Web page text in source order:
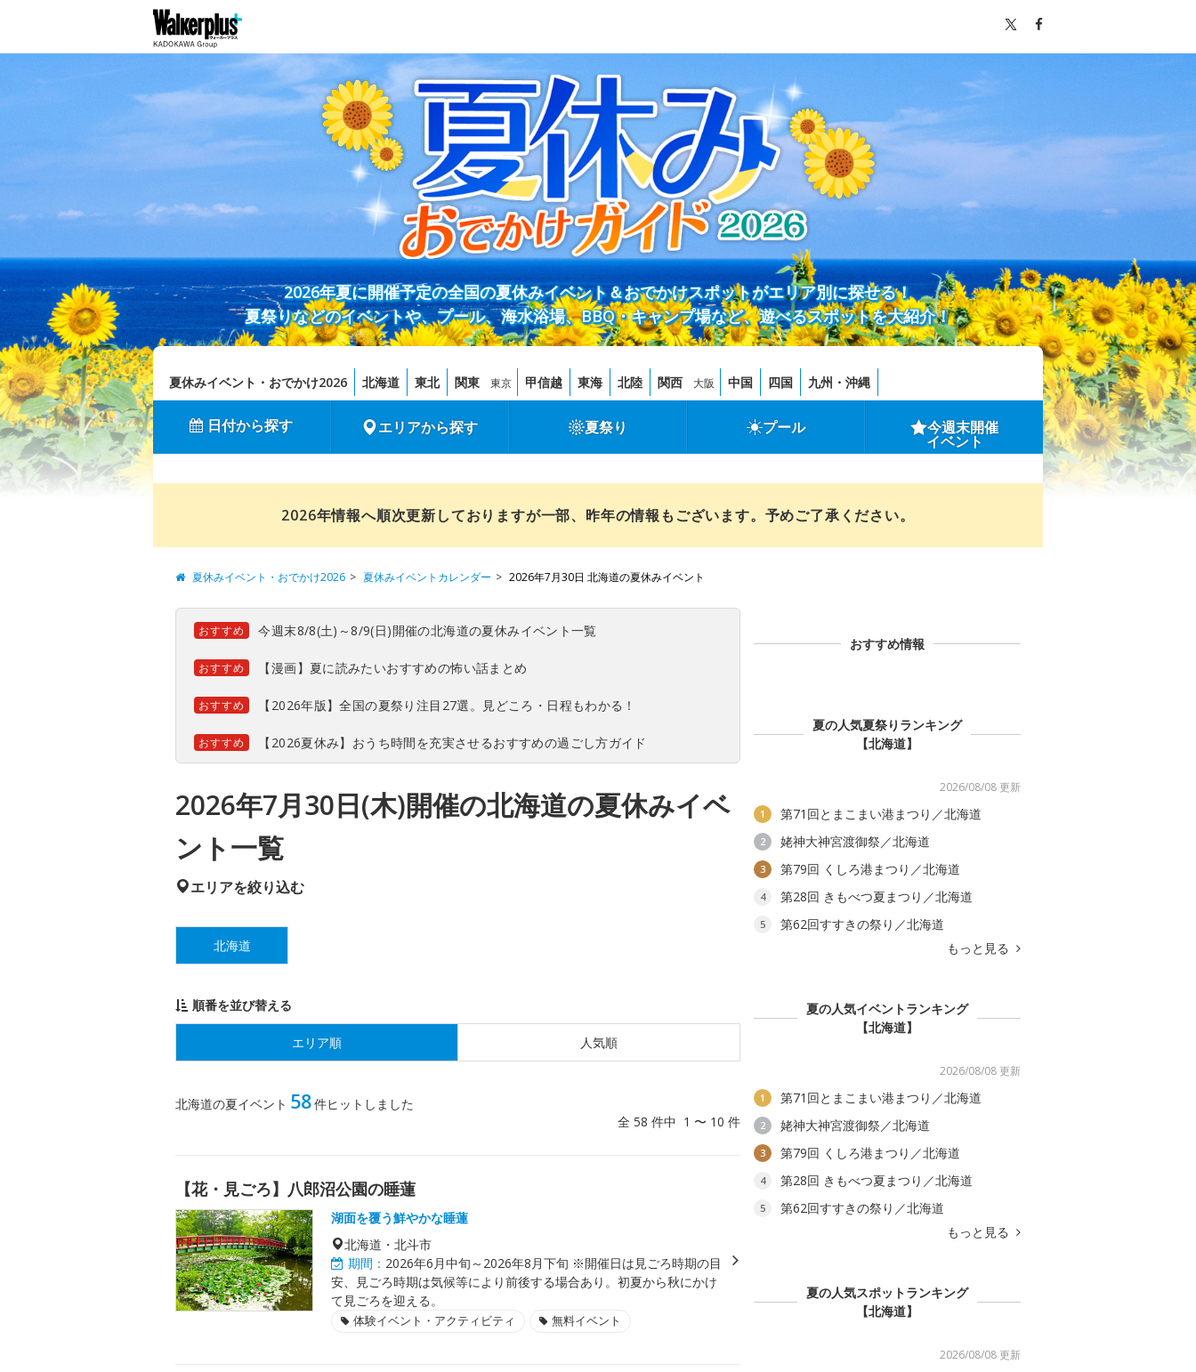
2026年夏に開催予定の全国の夏休みイベント＆おでかけスポットがエリア別に探せる！
夏祭りなどのイベントや、プール、海水浴場、BBQ・キャンプ場など、遊べるスポットを大紹介！
夏休みイベント・おでかけ2026 北海道 東北 関東 東京 甲信越 東海 北陸 関西 大阪 中国 四国 九州・沖縄
日付から探す エリアから探す 夏祭り プール 今週末開催
イベント
2026年情報へ順次更新しておりますが一部、昨年の情報もございます。予めご了承ください。
夏休みイベント・おでかけ2026 夏休みイベントカレンダー 2026年7月30日 北海道の夏休みイベント
おすすめ 今週末8/8(土)～8/9(日)開催の北海道の夏休みイベント一覧
おすすめ 【漫画】夏に読みたいおすすめの怖い話まとめ
おすすめ 【2026年版】全国の夏祭り注目27選。見どころ・日程もわかる！
おすすめ 【2026夏休み】おうち時間を充実させるおすすめの過ごし方ガイド
2026年7月30日(木)開催の北海道の夏休みイベ
ント一覧
エリアを絞り込む
北海道
順番を並び替える
エリア順 人気順
北海道の夏イベント 58件ヒットしました
全 58 件中 1 〜 10 件
【花・見ごろ】八郎沼公園の睡蓮
湖面を覆う鮮やかな睡蓮
北海道・北斗市
期間： 2026年6月中旬～2026年8月下旬 ※開催日は見ごろ時期の目
安、見ごろ時期は気候等により前後する場合あり。初夏から秋にかけ
て見ごろを迎える。
体験イベント・アクティビティ 無料イベント
おすすめ情報
夏の人気夏祭りランキング
【北海道】
2026/08/08 更新
1 第71回とまこまい港まつり／北海道
2 姥神大神宮渡御祭／北海道
3 第79回 くしろ港まつり／北海道
4 第28回 きもべつ夏まつり／北海道
5
第62回すすきの祭り／北海道
もっと見る
夏の人気イベントランキング
【北海道】
2026/08/08 更新
1 第71回とまこまい港まつり／北海道
2 姥神大神宮渡御祭／北海道
3 第79回 くしろ港まつり／北海道
4 第28回 きもべつ夏まつり／北海道
5
第62回すすきの祭り／北海道
もっと見る
夏の人気スポットランキング
【北海道】
2026/08/08 更新